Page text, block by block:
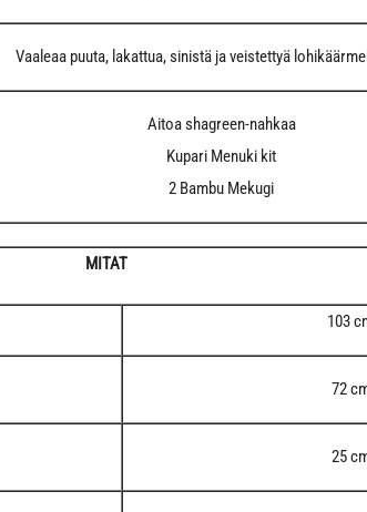
Vaaleaa puuta, lakattua, sinistä ja veistettyä
Aitoa shagreen-nahkaa
Kupari Menuki kit
2 Bambu Mekugi
MITAT
103
72
25